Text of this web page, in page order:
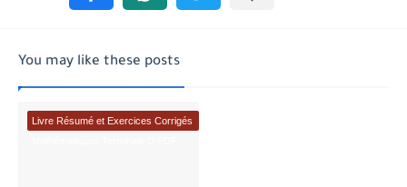
You may like these posts
Livre Résumé et Exercices Corrigés